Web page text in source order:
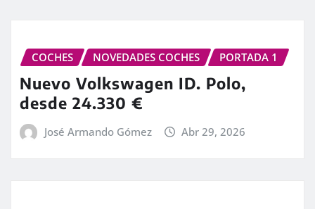
COCHES NOVEDADES COCHES PORTADA 1
Nuevo Volkswagen ID. Polo,
desde 24.330 €
José Armando Gómez Abr 29, 2026